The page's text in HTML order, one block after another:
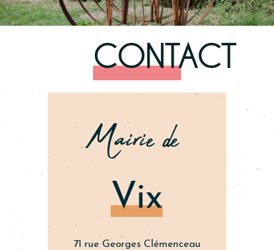
CONTACT
Mairie de
Vix
71 rue Georges Clémenceau